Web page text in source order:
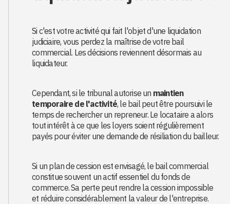
Si c'est votre activité qui fait l'objet d'une liquidation
judiciaire, vous perdez la maîtrise de votre bail
commercial. Les décisions reviennent désormais au
liquidateur.
Cependant, si le tribunal autorise un maintien
temporaire de l'activité, le bail peut être poursuivi le
temps de rechercher un repreneur. Le locataire a alors
tout intérêt à ce que les loyers soient régulièrement
payés pour éviter une demande de résiliation du bailleur.
Si un plan de cession est envisagé, le bail commercial
constitue souvent un actif essentiel du fonds de
commerce. Sa perte peut rendre la cession impossible
et réduire considérablement la valeur de l'entreprise.